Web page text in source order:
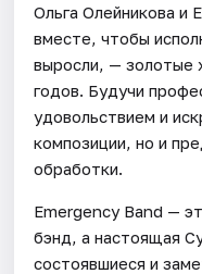
Ольга Олейникова и
вместе, чтобы
выросли, — золотые
годов. Будучи
удовольствием и
композиции, но и
обработки.
Emergency Band —
бэнд, а настоящая
состоявшиеся и